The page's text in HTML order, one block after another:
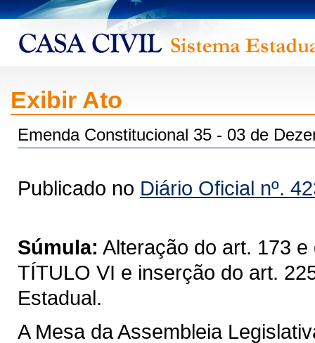
Exibir Ato
Emenda Constitucional 35 - 03 de
Publicado no Diário Oficial nº.
Súmula: Alteração do art. 173
TÍTULO VI e inserção do art.
Estadual.
A Mesa da Assembleia